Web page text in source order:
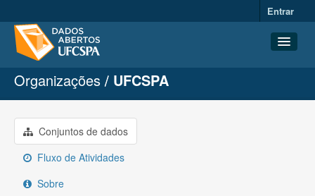
Entrar
Conjuntos de dados
Organizações
Grupos
Sobre
Organizações UFCSPA
Conjuntos de dados
Fluxo de Atividades
Sobre